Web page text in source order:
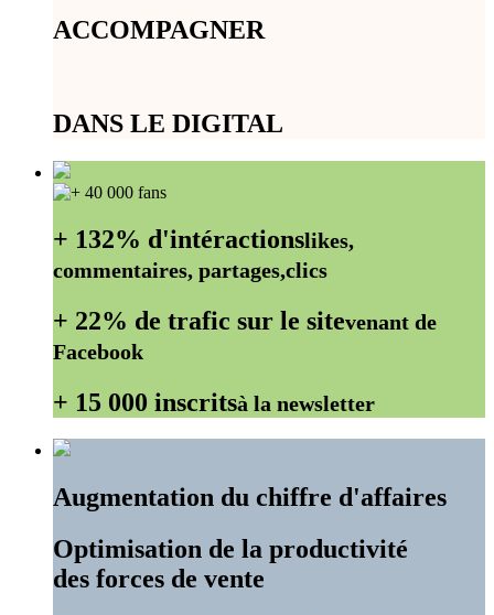
ACCOMPAGNER
DANS LE DIGITAL
+ 132% d'intéractionslikes,
commentaires, partages,clics
+ 22% de trafic sur le sitevenant de
Facebook
+ 15 000 inscritsà la newsletter
Augmentation du chiffre d'affaires
Optimisation de la productivité
des forces de vente